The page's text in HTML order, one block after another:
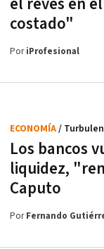
costado"
PoriProfesional
Los bancos
liquidez,
Caputo
ECONOMÍA/
PorFernando